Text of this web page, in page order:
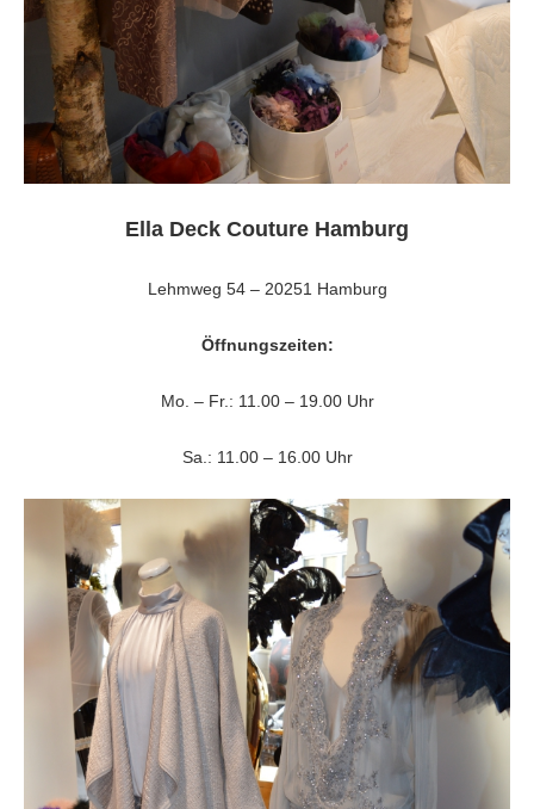
Ella Deck Couture Hamburg
Lehmweg 54 – 20251 Hamburg
Öffnungszeiten:
Mo. – Fr.: 11.00 – 19.00 Uhr
Sa.: 11.00 – 16.00 Uhr